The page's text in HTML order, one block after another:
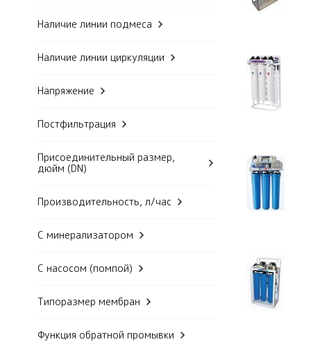
Наличие линии подмеса
Наличие линии циркуляции
Напряжение
Постфильтрация
Присоединительный размер,
дюйм (DN)
Производительность, л/час
С минерализатором
С насосом (помпой)
Типоразмер мембран
Функция обратной промывки